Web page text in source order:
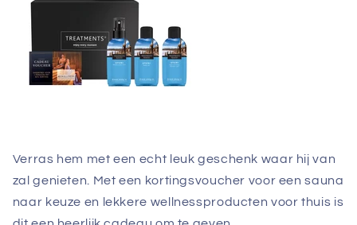
Verras hem met een echt leuk geschenk waar hij van
zal genieten. Met een kortingsvoucher voor een sauna
naar keuze en lekkere wellnessproducten voor thuis is